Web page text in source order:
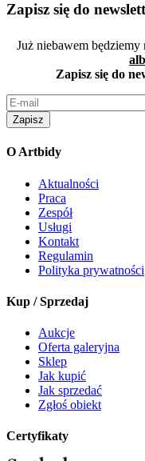
Zapisz się do
Już niebawem będziemy
Zapisz się do
Zapisz
O Artbidy
Aktualności
Praca
Zespół
Usługi
Kontakt
Regulamin
Polityka prywatności
Kup / Sprzedaj
Aukcje
Oferta galeryjna
Sklep
Jak kupić
Jak sprzedać
Zgłoś obiekt
Certyfikaty